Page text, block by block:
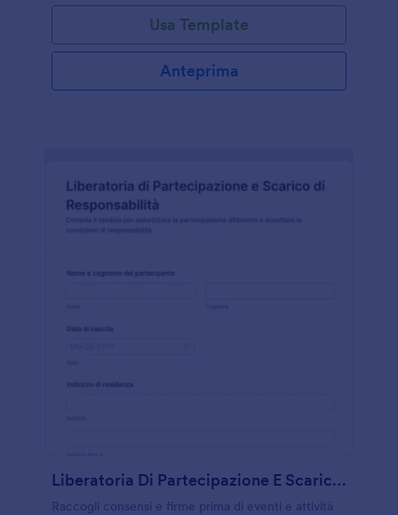
Usa Template
Anteprima
Liberatoria Di Partecipazione E Scarico Di Responsabilità
Raccogli consensi e firme prima di eventi e attività